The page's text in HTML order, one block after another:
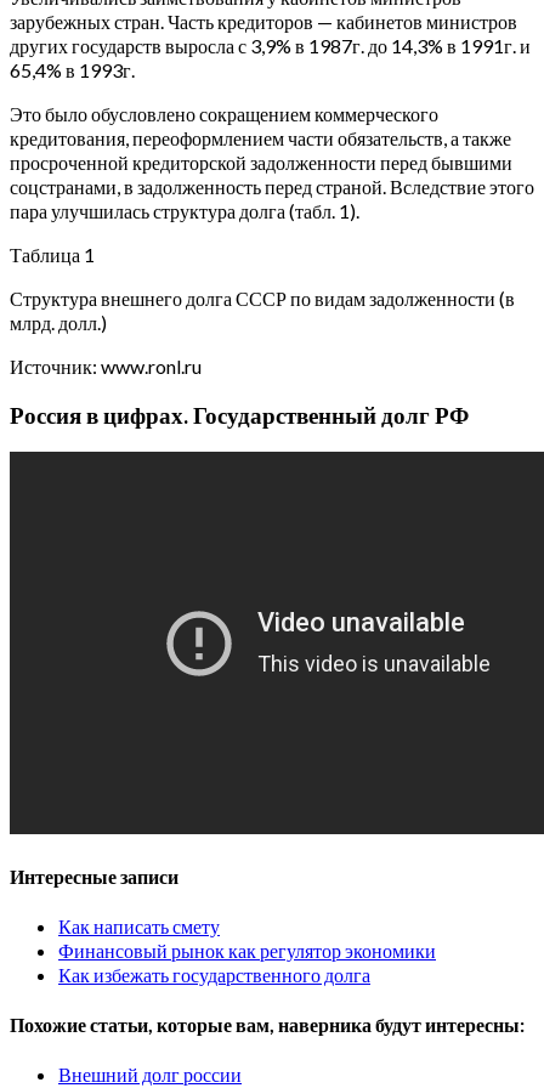
зарубежных стран. Часть кредиторов — кабинетов министров
других государств выросла с 3,9% в 1987г. до 14,3% в 1991г. и
65,4% в 1993г.
Это было обусловлено сокращением коммерческого
кредитования, переоформлением части обязательств, а также
просроченной кредиторской задолженности перед бывшими
соцстранами, в задолженность перед страной. Вследствие этого
пара улучшилась структура долга (табл. 1).
Таблица 1
Структура внешнего долга СССР по видам задолженности (в
млрд. долл.)
Источник: www.ronl.ru
Россия в цифрах. Государственный долг РФ
Интересные записи
Как написать смету
Финансовый рынок как регулятор экономики
Как избежать государственного долга
Похожие статьи, которые вам, наверника будут интересны:
Внешний долг россии